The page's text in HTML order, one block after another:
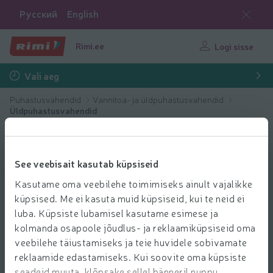
See veebisait kasutab küpsiseid
Kasutame oma veebilehe toimimiseks ainult vajalikke
küpsised. Me ei kasuta muid küpsiseid, kui te neid ei
luba. Küpsiste lubamisel kasutame esimese ja
kolmanda osapoole jõudlus- ja reklaamiküpsiseid oma
veebilehe täiustamiseks ja teie huvidele sobivamate
reklaamide edastamiseks. Kui soovite oma küpsiste
Русский English
Rimi.ee Logi sisse
Vali aeg
Puhastusvahendid
Vannitoa- ja üldpuhastusvahendid
Üldpuhastusvahendid